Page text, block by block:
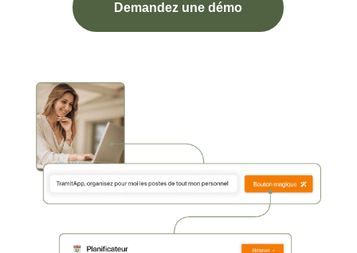
Demandez une démo